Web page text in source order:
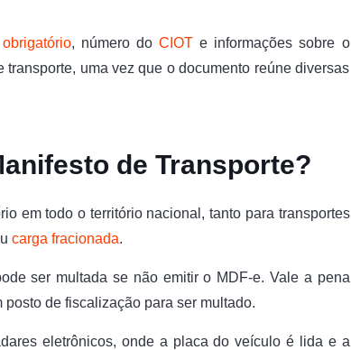
, número do CIOTe informações sobre o
uma vez que o documento reúne diversas
de Transporte?
em todo o território nacional, tanto para transportes
carga fracionada.
ser multada se não emitir o MDF-e. Vale a pena
de fiscalização para ser multado.
eletrônicos, onde a placa do veículo é lida e a